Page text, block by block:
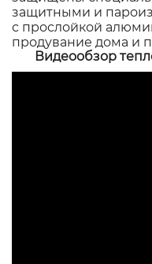
защитными и
с прослойкой
продувание дома и
Видеообзор